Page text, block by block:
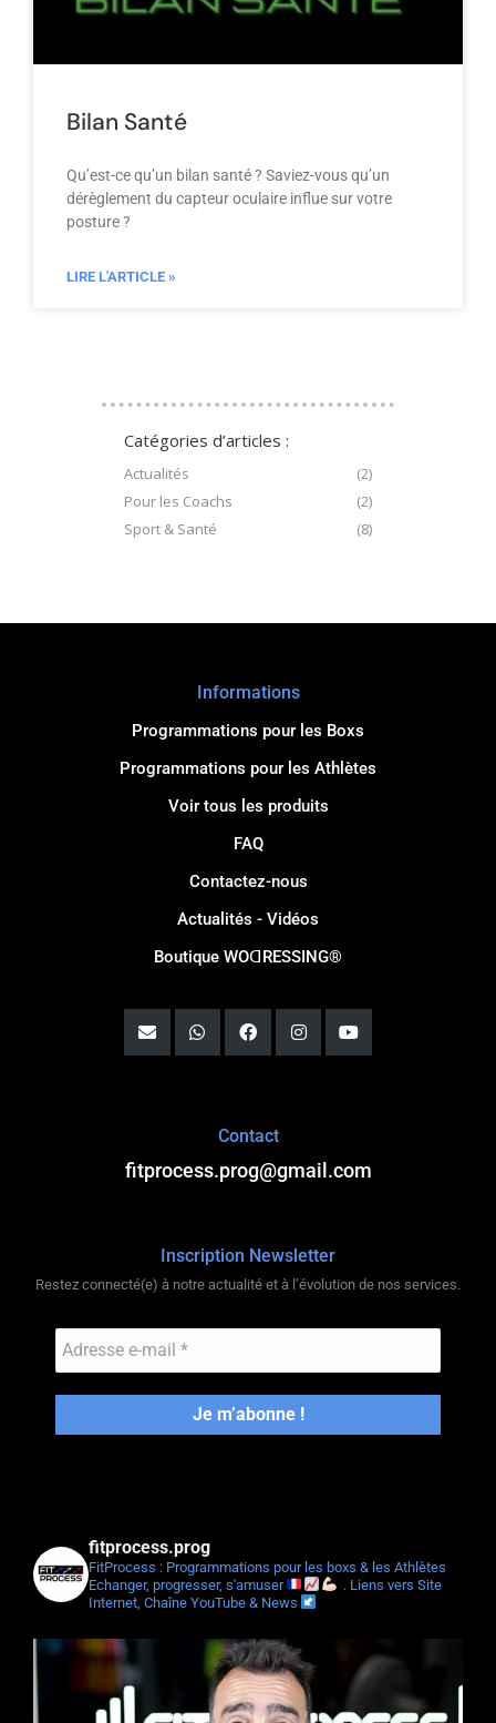
Bilan Santé
Qu’est-ce qu’un bilan santé ? Saviez-vous qu’un
dérèglement du capteur oculaire influe sur votre
posture ?
LIRE L'ARTICLE »
Catégories d’articles :
Actualités
(2)
Pour les Coachs
(2)
Sport & Santé
(8)
Informations
Programmations pour les Boxs
Programmations pour les Athlètes
Voir tous les produits
FAQ
Contactez-nous
Actualités - Vidéos
Boutique WOꓷRESSING®
Contact
fitprocess.prog@gmail.com
Inscription Newsletter
Restez connecté(e) à notre actualité et à l’évolution de nos services.
fitprocess.prog
FitProcess : Programmations pour les boxs & les Athlètes
Echanger, progresser, s'amuser
. Liens vers Site
Internet, Chaîne YouTube & News